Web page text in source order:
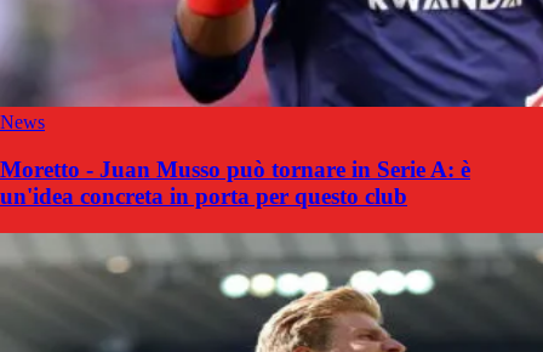
News
Moretto - Juan Musso può tornare in Serie A: è
un'idea concreta in porta per questo club